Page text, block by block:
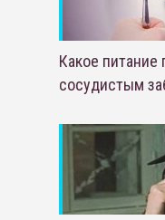
Какое питание
сосудистым